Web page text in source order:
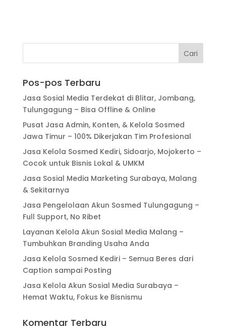
Pos-pos Terbaru
Jasa Sosial Media Terdekat di Blitar, Jombang,
Tulungagung – Bisa Offline & Online
Pusat Jasa Admin, Konten, & Kelola Sosmed
Jawa Timur – 100% Dikerjakan Tim Profesional
Jasa Kelola Sosmed Kediri, Sidoarjo, Mojokerto –
Cocok untuk Bisnis Lokal & UMKM
Jasa Sosial Media Marketing Surabaya, Malang
& Sekitarnya
Jasa Pengelolaan Akun Sosmed Tulungagung –
Full Support, No Ribet
Layanan Kelola Akun Sosial Media Malang –
Tumbuhkan Branding Usaha Anda
Jasa Kelola Sosmed Kediri – Semua Beres dari
Caption sampai Posting
Jasa Kelola Akun Sosial Media Surabaya –
Hemat Waktu, Fokus ke Bisnismu
Komentar Terbaru